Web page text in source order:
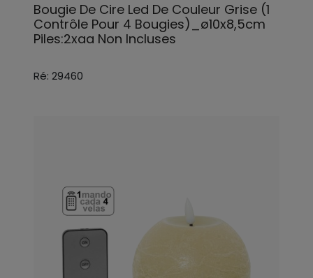
Bougie De Cire Led De Couleur Grise (1
Contrôle Pour 4 Bougies)_ø10x8,5cm
Piles:2xaa Non Incluses
Ré: 29460